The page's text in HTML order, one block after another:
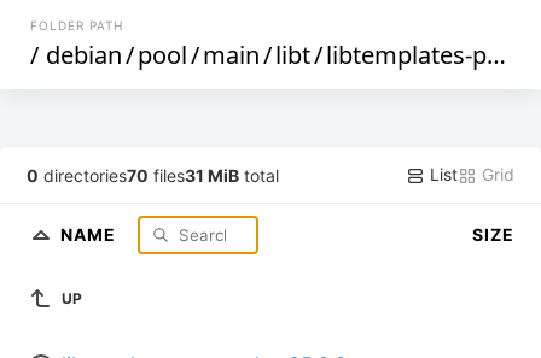
FOLDER PATH
/ debian/pool/main/libt/libtemplates-parser
0 directories70 files31 MiB total List Grid
NAME SIZE
UP